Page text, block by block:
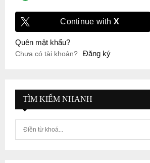
Continue with X
Quên mật khẩu?
Chưa có tài khoản? Đăng ký
TÌM KIẾM NHANH